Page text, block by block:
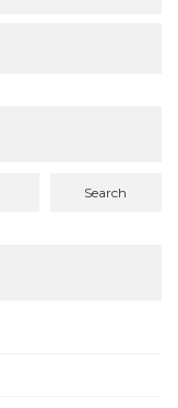
Search